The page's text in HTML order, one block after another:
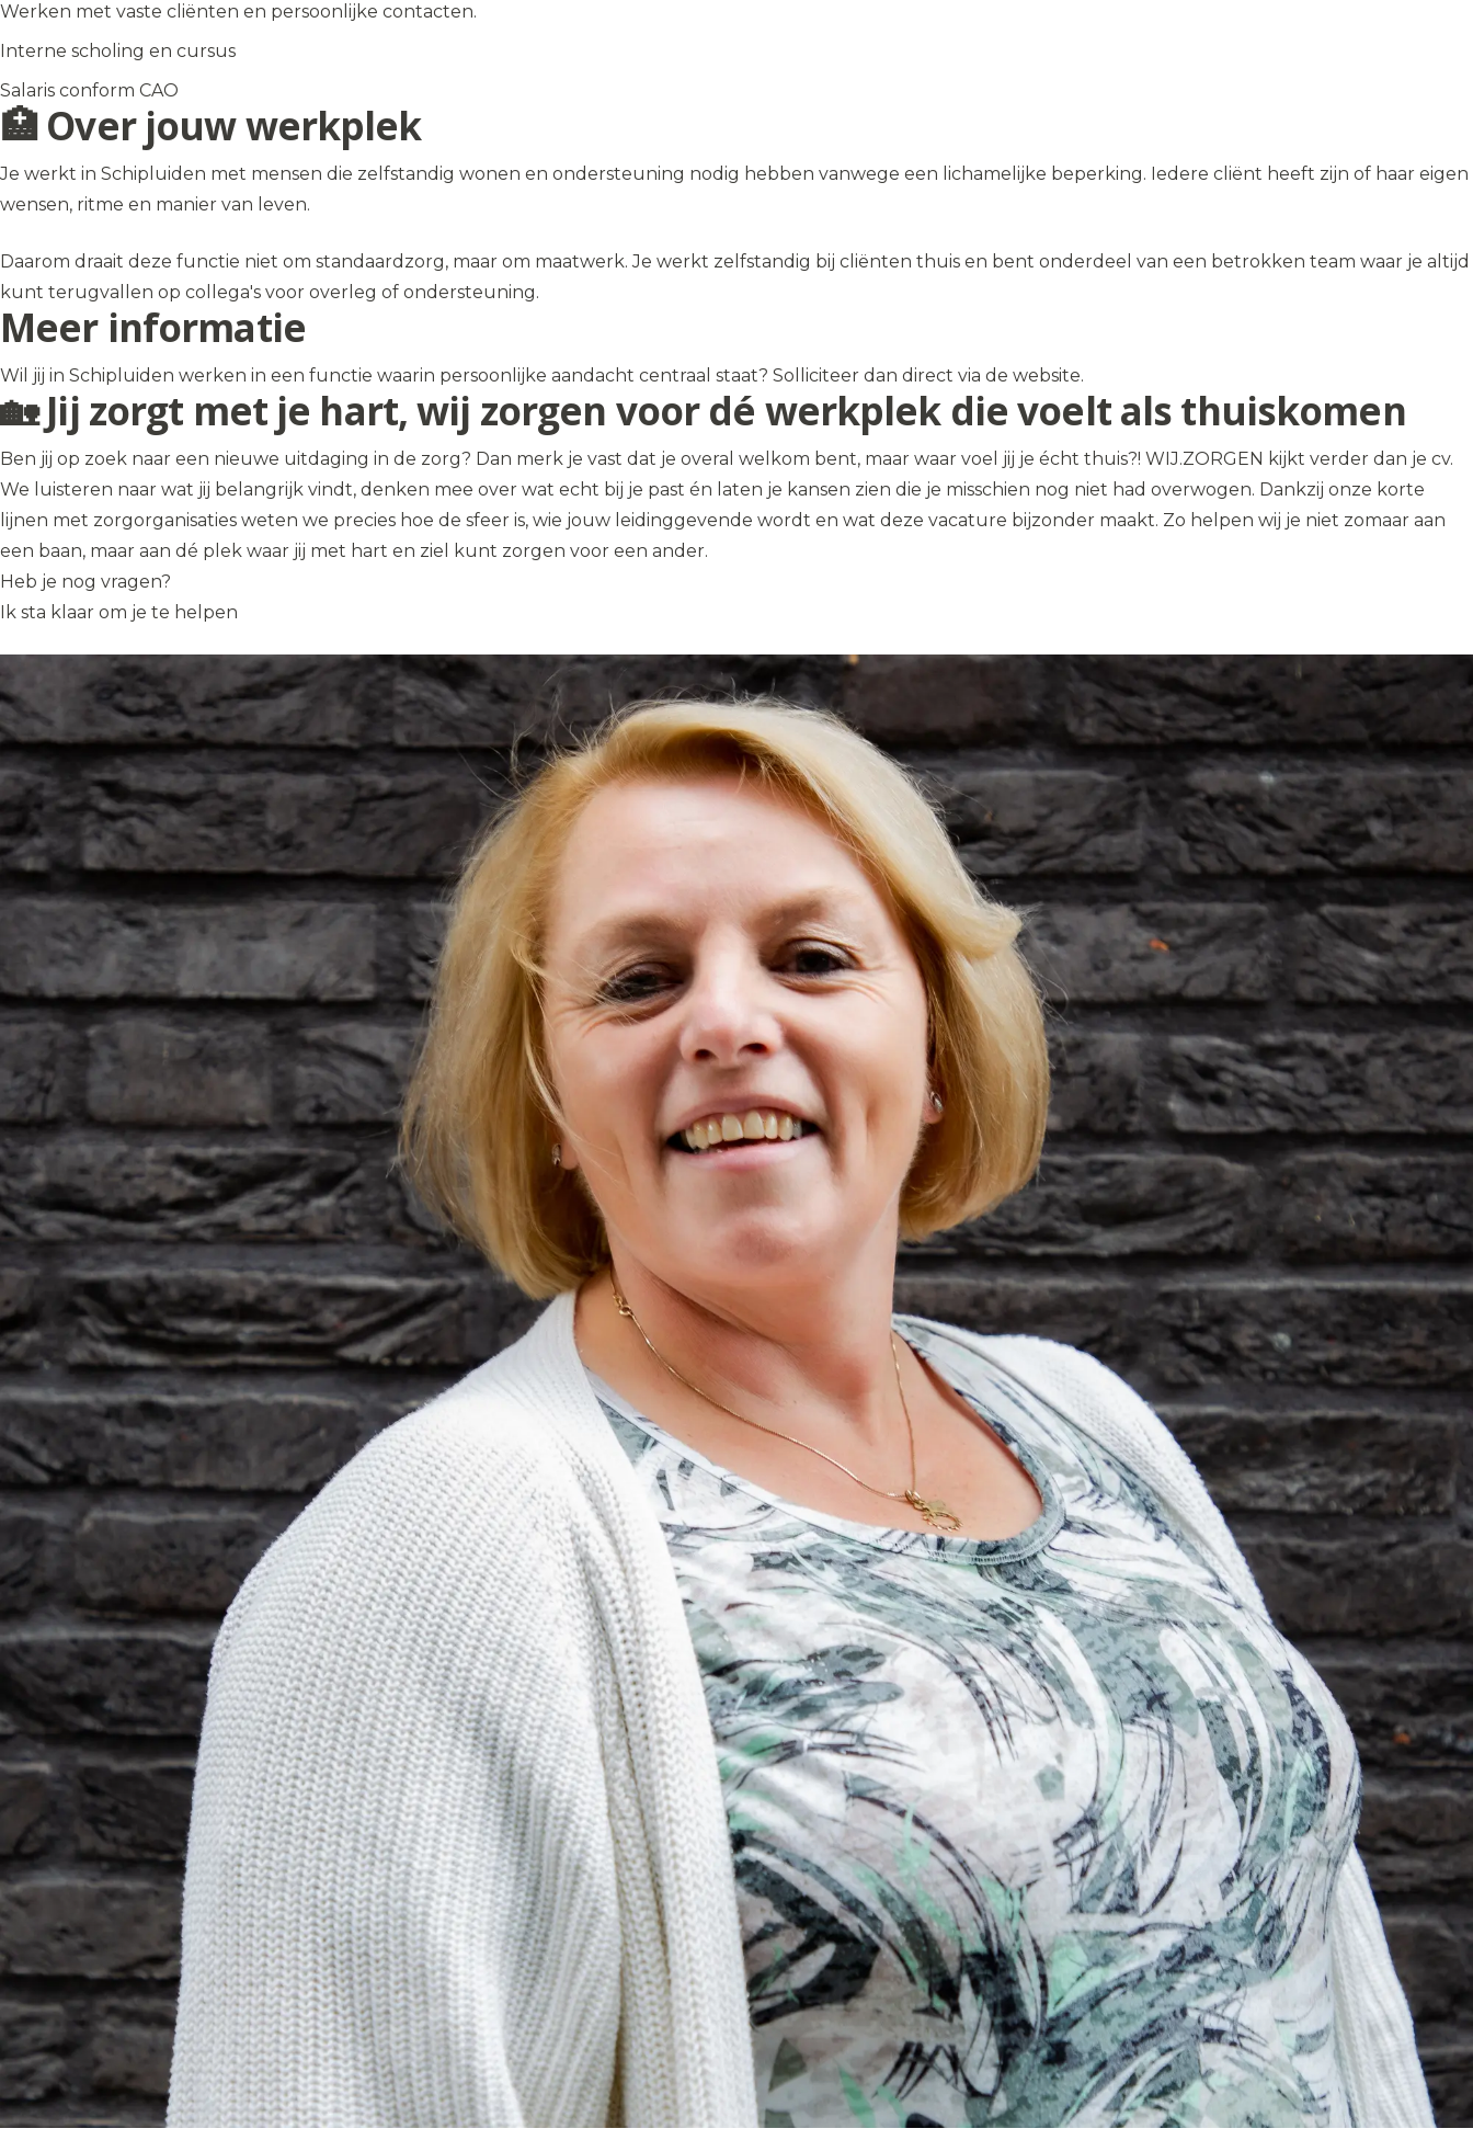
Werken met vaste cliënten en persoonlijke contacten.
Interne scholing en cursus
Salaris conform CAO
🏥 Over jouw werkplek
Je werkt in Schipluiden met mensen die zelfstandig wonen en ondersteuning nodig hebben vanwege een lichamelijke beperking. Iedere cliënt heeft zijn of haar eigen
wensen, ritme en manier van leven.
Daarom draait deze functie niet om standaardzorg, maar om maatwerk. Je werkt zelfstandig bij cliënten thuis en bent onderdeel van een betrokken team waar je altijd
kunt terugvallen op collega's voor overleg of ondersteuning.
Meer informatie
Wil jij in Schipluiden werken in een functie waarin persoonlijke aandacht centraal staat? Solliciteer dan direct via de website.
🏡 Jij zorgt met je hart, wij zorgen voor dé werkplek die voelt als thuiskomen
Ben jij op zoek naar een nieuwe uitdaging in de zorg? Dan merk je vast dat je overal welkom bent, maar waar voel jij je écht thuis?! WIJ.ZORGEN kijkt verder dan je cv.
We luisteren naar wat jij belangrijk vindt, denken mee over wat echt bij je past én laten je kansen zien die je misschien nog niet had overwogen. Dankzij onze korte
lijnen met zorgorganisaties weten we precies hoe de sfeer is, wie jouw leidinggevende wordt en wat deze vacature bijzonder maakt. Zo helpen wij je niet zomaar aan
een baan, maar aan dé plek waar jij met hart en ziel kunt zorgen voor een ander.
Heb je nog vragen?
Ik sta klaar om je te helpen